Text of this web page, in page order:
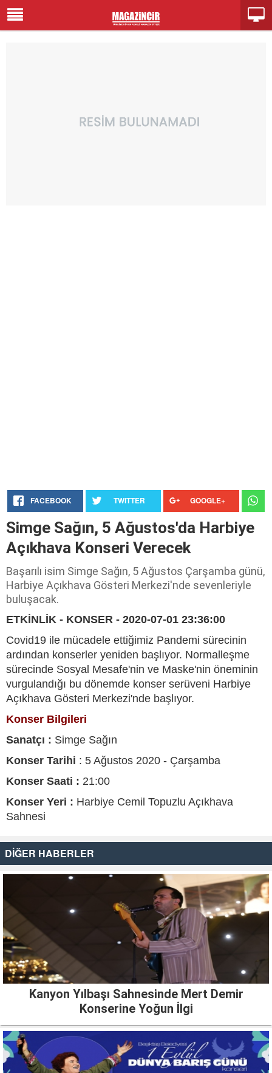
FACEBOOK TWITTER GOOGLE+
Simge Sağın, 5 Ağustos'da Harbiye
Açıkhava Konseri Verecek
Başarılı isim Simge Sağın, 5 Ağustos Çarşamba günü,
Harbiye Açıkhava Gösteri Merkezi'nde sevenleriyle
buluşacak.
ETKİNLİK - KONSER - 2020-07-01 23:36:00
Covid19 ile mücadele ettiğimiz Pandemi sürecinin
ardından konserler yeniden başlıyor. Normalleşme
sürecinde Sosyal Mesafe'nin ve Maske'nin öneminin
vurgulandığı bu dönemde konser serüveni Harbiye
Açıkhava Gösteri Merkezi'nde başlıyor.
Konser Bilgileri
Sanatçı : Simge Sağın
Konser Tarihi : 5 Ağustos 2020 - Çarşamba
Konser Saati : 21:00
Konser Yeri : Harbiye Cemil Topuzlu Açıkhava
Sahnesi
DİĞER HABERLER
Kanyon Yılbaşı Sahnesinde Mert Demir
Konserine Yoğun İlgi